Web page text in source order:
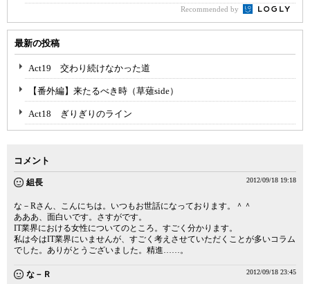
Recommended by
最新の投稿
Act19 交わり続けなかった道
【番外編】来たるべき時（草薙side）
Act18 ぎりぎりのライン
コメント
組長 2012/09/18 19:18
な－Rさん、こんにちは。いつもお世話になっております。＾＾
あああ、面白いです。さすがです。
IT業界における女性についてのところ。すごく分かります。
私は今はIT業界にいませんが、すごく考えさせていただくことが多いコラム
でした。ありがとうございました。精進……。
な－Ｒ 2012/09/18 23:45